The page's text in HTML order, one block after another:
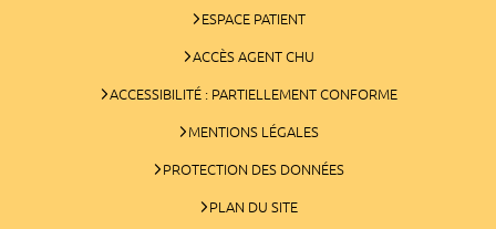
ESPACE PATIENT
ACCÈS AGENT CHU
ACCESSIBILITÉ : PARTIELLEMENT CONFORME
MENTIONS LÉGALES
PROTECTION DES DONNÉES
PLAN DU SITE